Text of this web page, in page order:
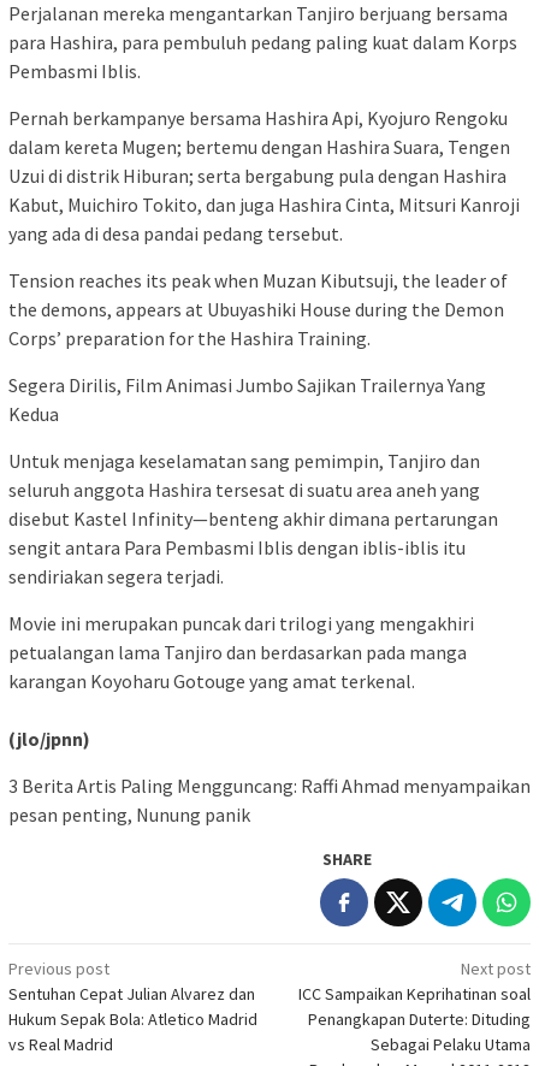
Perjalanan mereka mengantarkan Tanjiro berjuang bersama
para Hashira, para pembuluh pedang paling kuat dalam Korps
Pembasmi Iblis.
Pernah berkampanye bersama Hashira Api, Kyojuro Rengoku
dalam kereta Mugen; bertemu dengan Hashira Suara, Tengen
Uzui di distrik Hiburan; serta bergabung pula dengan Hashira
Kabut, Muichiro Tokito, dan juga Hashira Cinta, Mitsuri Kanroji
yang ada di desa pandai pedang tersebut.
Tension reaches its peak when Muzan Kibutsuji, the leader of
the demons, appears at Ubuyashiki House during the Demon
Corps’ preparation for the Hashira Training.
Segera Dirilis, Film Animasi Jumbo Sajikan Trailernya Yang
Kedua
Untuk menjaga keselamatan sang pemimpin, Tanjiro dan
seluruh anggota Hashira tersesat di suatu area aneh yang
disebut Kastel Infinity—benteng akhir dimana pertarungan
sengit antara Para Pembasmi Iblis dengan iblis-iblis itu
sendiriakan segera terjadi.
Movie ini merupakan puncak dari trilogi yang mengakhiri
petualangan lama Tanjiro dan berdasarkan pada manga
karangan Koyoharu Gotouge yang amat terkenal.
(jlo/jpnn)
3 Berita Artis Paling Mengguncang: Raffi Ahmad menyampaikan
pesan penting, Nunung panik
SHARE
Post
navigation
Previous post
Sentuhan Cepat Julian Alvarez dan
Hukum Sepak Bola: Atletico Madrid
vs Real Madrid
Next post
ICC Sampaikan Keprihatinan soal
Penangkapan Duterte: Dituding
Sebagai Pelaku Utama